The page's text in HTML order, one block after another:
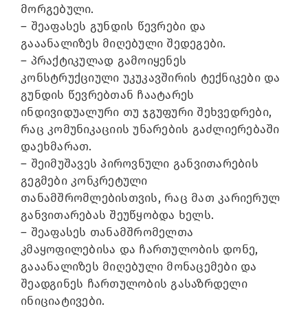
მორგებული.
– შეაფასეს გუნდის წევრები და
გააანალიზეს მიღებული შედეგები.
– პრაქტიკულად გამოიყენეს
კონსტრუქციული უკუკავშირის ტექნიკები და
გუნდის წევრებთან ჩაატარეს
ინდივიდუალური თუ ჯგუფური შეხვედრები,
რაც კომუნიკაციის უნარების გაძლიერებაში
დაეხმარათ.
– შეიმუშავეს პიროვნული განვითარების
გეგმები კონკრეტული
თანამშრომლებისთვის, რაც მათ კარიერულ
განვითარებას შეუწყობდა ხელს.
– შეაფასეს თანამშრომელთა
კმაყოფილებისა და ჩართულობის დონე,
გააანალიზეს მიღებული მონაცემები და
შეადგინეს ჩართულობის გასაზრდელი
ინიციატივები.